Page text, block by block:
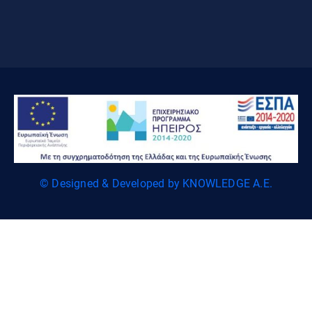
© Designed & Developed by KNOWLEDGE A.E.